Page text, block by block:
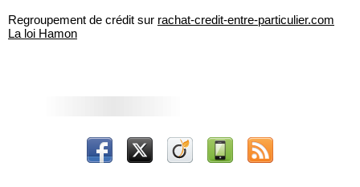
Regroupement de crédit sur rachat-credit-entre-particulier.com
La loi Hamon